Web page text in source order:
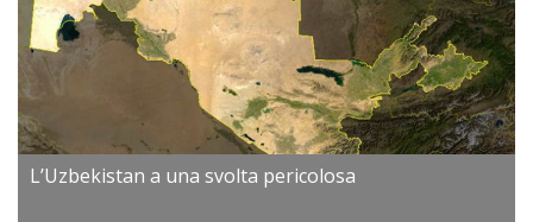
L’Uzbekistan a una svolta pericolosa